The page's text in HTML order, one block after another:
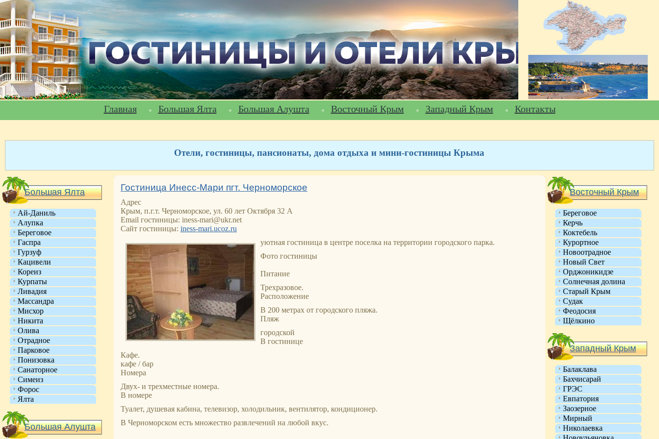
Главная Большая Ялта Большая Алушта Восточный Крым Западный Крым Контакты
Отели, гостиницы, пансионаты, дома отдыха и мини-гостиницы Крыма
Большая Ялта
Ай-Даниль
Алупка
Береговое
Гаспра
Гурзуф
Кацивели
Кореиз
Курпаты
Ливадия
Массандра
Мисхор
Никита
Олива
Отрадное
Парковое
Понизовка
Санаторное
Симеиз
Форос
Ялта
Большая Алушта
Гостиница Инесс-Мари пгт. Черноморское
Адрес
Крым, п.г.т. Черноморское, ул. 60 лет Октября 32 А
Email гостиницы: iness-mari@ukr.net
Сайт гостиницы: iness-mari.ucoz.ru
уютная гостиница в центре поселка на территории городского парка.
Фото гостиницы
Питание
Трехразовое.
Расположение
В 200 метрах от городского пляжа.
Пляж
городской
В гостинице
Кафе.
кафе / бар
Номера
Двух- и трехместные номера.
В номере
Туалет, душевая кабина, телевизор, холодильник, вентилятор, кондиционер.
В Черноморском есть множество развлечений на любой вкус.
Восточный Крым
Береговое
Керчь
Коктебель
Курортное
Новоотрадное
Новый Свет
Орджоникидзе
Солнечная долина
Старый Крым
Судак
Феодосия
Щёлкино
Западный Крым
Балаклава
Бахчисарай
ГРЭС
Евпатория
Заозерное
Мирный
Николаевка